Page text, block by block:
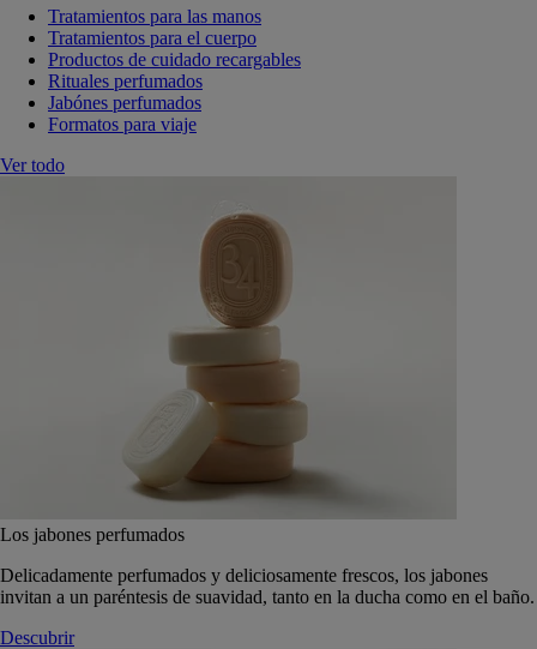
Tratamientos para las manos
Tratamientos para el cuerpo
Productos de cuidado recargables
Rituales perfumados
Jabónes perfumados
Formatos para viaje
Ver todo
Los jabones perfumados
Delicadamente perfumados y deliciosamente frescos, los jabones
invitan a un paréntesis de suavidad, tanto en la ducha como en el baño.
Descubrir